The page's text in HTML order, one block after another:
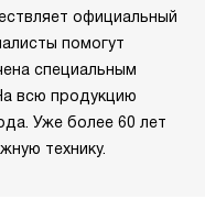
официальный
помогут
специальным
всю продукцию
Уже более 60 лет
технику.